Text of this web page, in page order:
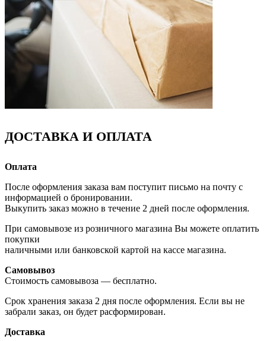
ДОСТАВКА И ОПЛАТА
Оплата
После оформления заказа вам поступит письмо на почту с
информацией о бронировании.
Выкупить заказ можно в течение 2 дней после оформления.
При самовывозе из розничного магазина Вы можете оплатить
покупки
наличными или банковской картой на кассе магазина.
Самовывоз
Стоимость самовывоза — бесплатно.
Срок хранения заказа 2 дня после оформления. Если вы не
забрали заказ, он будет расформирован.
Доставка